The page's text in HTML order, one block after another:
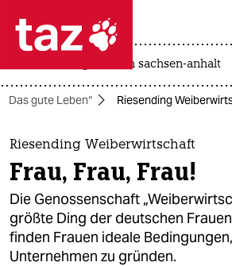
 taz zahl ich
taz zahl ich
themen
politik
öko
gesellschaft
landtagswahl in sachsen-anhalt
gute Leben“ Riesending
Riesending Weiberwirtschaft
Frau, Frau, Frau!
Die Genossenschaft
größte Ding der deutschen
finden Frauen ideale
Unternehmen zu gründen.